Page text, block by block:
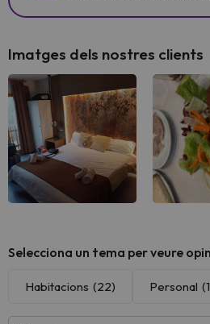
Imatges dels nostres clients
Selecciona un tema per veure
Habitacions (22) Personal